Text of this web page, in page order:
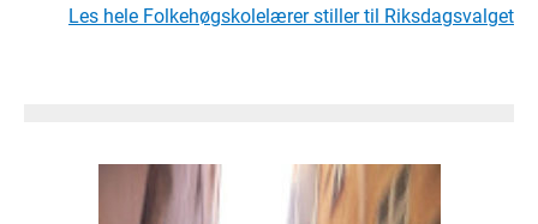
Les hele Folkehøgskolelærer stiller til Riksdagsvalget